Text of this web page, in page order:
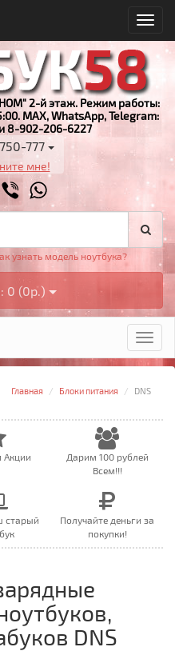
2-й этаж. Режим работы:
MAX, WhatsApp, Telegram:
8-902-206-6227
777
мне!
узнать модель ноутбука?
0 (0р.)
Главная Блоки питания DNS
Акции
Дарим 100 рублей
Всем!!!
старый
Получайте деньги за
покупки!
DNS